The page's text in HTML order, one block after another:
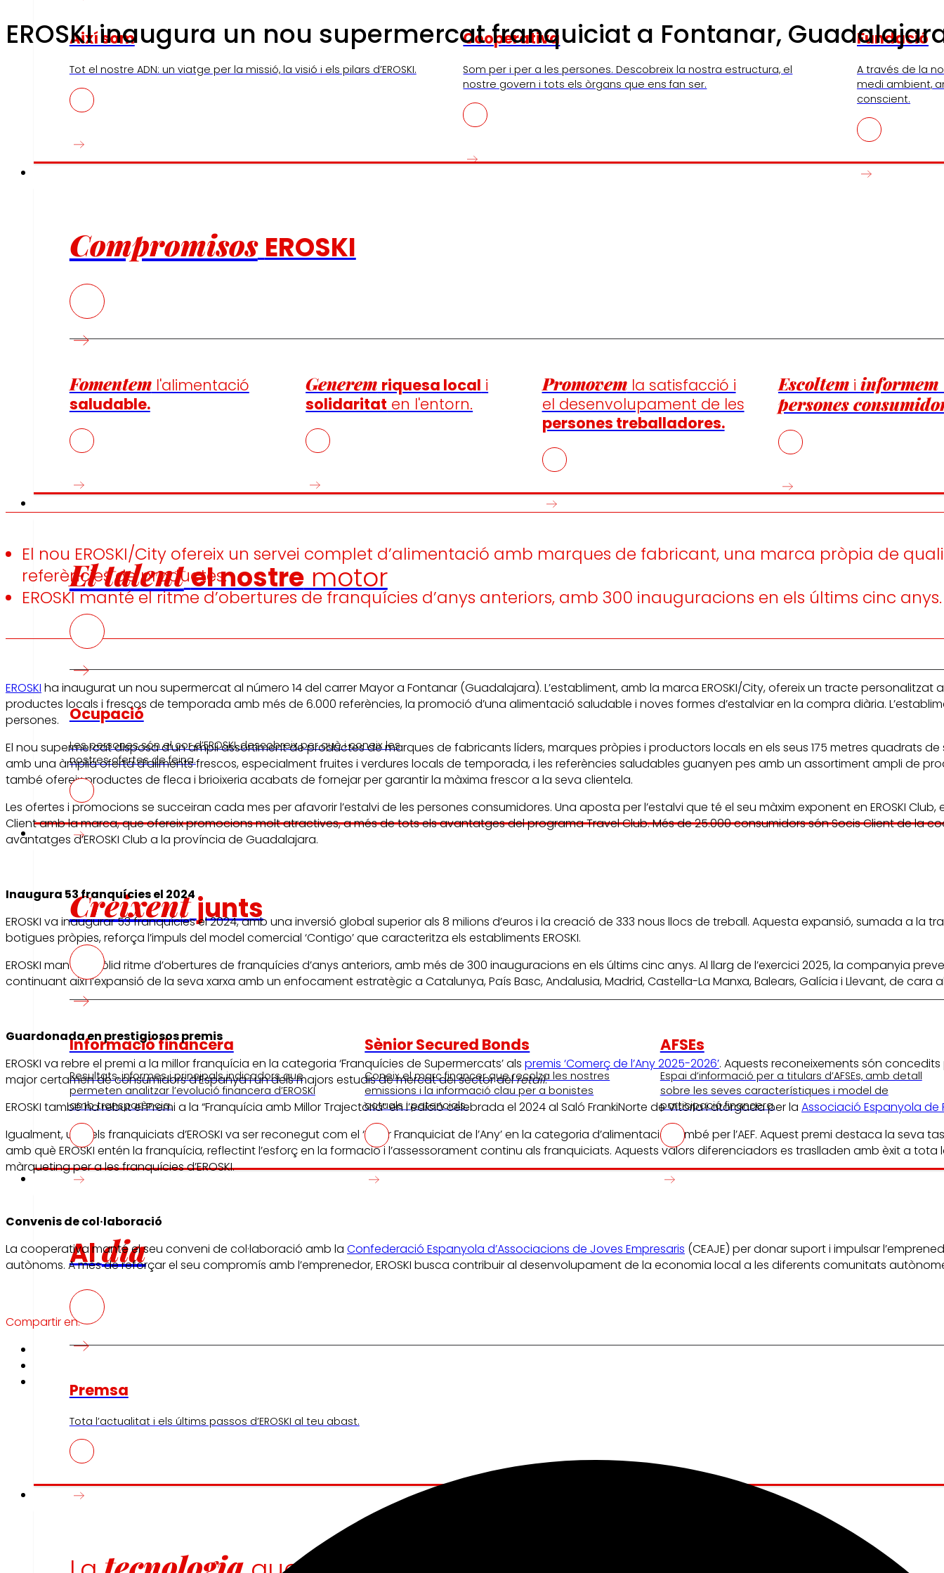
Així som
Tot el nostre ADN: un viatge per la missió, la visió i els pilars d’EROSKI.
Cooperativa
Som per i per a les persones. Descobreix la nostra estructura, el
nostre govern i tots els òrgans que ens fan ser.
Fundació
A través de la
medi ambient,
conscient.
Compromisos EROSKI
Fomenteml'alimentació
saludable.
Generem riquesa local i
solidaritat en l'entorn.
Promovemla satisfacció i
el desenvolupament de les
persones treballadores.
Escoltemi informem
persones
El talent el nostremotor
Ocupació
Les persones són el cor d’EROSKI, descobreix per què i coneix les
nostres ofertes de feina.
Inversors
Creixent junts
Informació financera
Resultats, informes i principals indicadors que
permeten analitzar l’evolució financera d’EROSKI
amb transparència.
Sènior Secured Bonds
Coneix el marc financer que recolza les nostres
emissions i la informació clau per a bonistes
actuals i potencials.
AFSEs
Espai d’informació per a titulars d’AFSEs, amb detall
sobre les seves característiques i model de
participació financera.
Premsa
Aldia
Premsa
Tota l’actualitat i els últims passos d’EROSKI al teu abast.
Innovació
EROSKI inaugura un nou supermercat franquiciat a Fontanar,
El nou EROSKI/City ofereix un servei complet d’alimentació amb marques de fabricant, una marca pròpia de
referències de productes.
EROSKI manté el ritme d’obertures de franquícies d’anys anteriors, amb 300 inauguracions en els últims cinc anys.
EROSKI ha inaugurat un nou supermercat al número 14 del carrer Mayor a Fontanar (Guadalajara). L’establiment, amb la marca EROSKI/City, ofereix un tracte
productes locals i frescos de temporada amb més de 6.000 referències, la promoció d’una alimentació saludable i noves formes d’estalviar en la compra diària.
persones.
El nou supermercat disposa d’un ampli assortiment de productes de marques de fabricants líders, marques pròpies i productors locals en els seus 175 metres quadrats
amb una àmplia oferta d’aliments frescos, especialment fruites i verdures locals de temporada, i les referències saludables guanyen pes amb un assortiment ampli de
també ofereix productes de fleca i brioixeria acabats de fornejar per garantir la màxima frescor a la seva clientela.
Les ofertes i promocions se succeiran cada mes per afavorir l’estalvi de les persones consumidores. Una aposta per l’estalvi que té el seu màxim exponent en EROSKI
Client amb la marca, que ofereix promocions molt atractives, a més de tots els avantatges del programa Travel Club. Més de 25.000 consumidors són Socis Client de la
avantatges d’EROSKI Club a la província de Guadalajara.
Inaugura 53 franquícies el 2024
EROSKI va inaugurar 53 franquícies el 2024, amb una inversió global superior als 8 milions d’euros i la creació de 333 nous llocs de treball. Aquesta expansió, sumada a la
botigues pròpies, reforça l’impuls del model comercial ‘Contigo’ que caracteritza els establiments EROSKI.
EROSKI manté el sòlid ritme d’obertures de franquícies d’anys anteriors, amb més de 300 inauguracions en els últims cinc anys. Al llarg de l’exercici 2025, la companyia
continuant així l’expansió de la seva xarxa amb un enfocament estratègic a Catalunya, País Basc, Andalusia, Madrid, Castella-La Manxa, Balears, Galícia i Llevant, de cara
Guardonada en prestigiosos premis
EROSKI va rebre el premi a la millor franquícia en la categoria ‘Franquícies de Supermercats’ als premis ‘Comerç de l’Any 2025-2026’. Aquests reconeixements són
major certamen de consumidors d’Espanya i un dels majors estudis de mercat del sector delretail.
EROSKI també ha rebut el Premi a la “Franquícia amb Millor Trajectòria” en l’edició celebrada el 2024 al Saló FrankiNorte de Vitòria i atorgada per la Associació Espanyola de
Igualment, un dels franquiciats d’EROSKI va ser reconegut com el ‘Millor Franquiciat de l’Any’ en la categoria d’alimentació, també per l’AEF. Aquest premi destaca la seva
amb què EROSKI entén la franquícia, reflectint l’esforç en la formació i l’assessorament continu als franquiciats. Aquests valors diferenciadors es traslladen amb èxit a
màrqueting per a les franquícies d’EROSKI.
Convenis de col·laboració
La cooperativa manté el seu conveni de col·laboració amb la Confederació Espanyola d’Associacions de Joves Empresaris (CEAJE) per donar suport i impulsar
autònoms. A més de reforçar el seu compromís amb l’emprenedor, EROSKI busca contribuir al desenvolupament de la economia local a les diferents comunitats
Compartir en: